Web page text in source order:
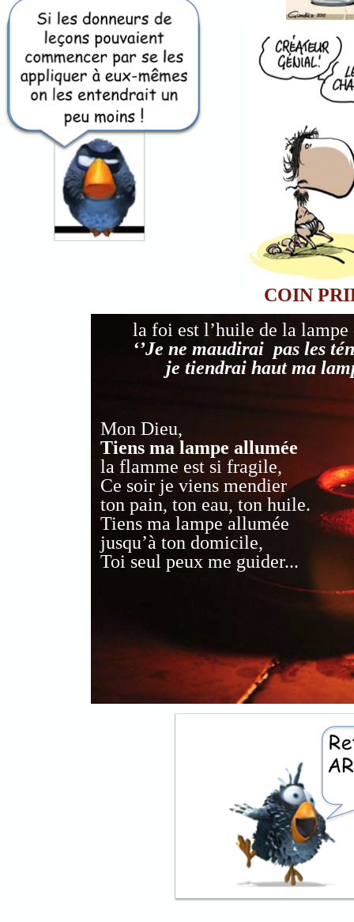
COIN
la foi est l’huile de la
‘’Je ne maudirai pas les
je tiendrai haut ma
Mon Dieu,
Tiens ma lampe allumée
la flamme est si fragile,
Ce soir je viens mendier
ton pain, ton eau, ton huile.
Tiens ma lampe allumée
jusqu’à ton domicile,
Toi seul peux me guider...